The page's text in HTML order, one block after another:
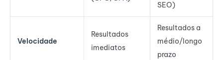
SEO)
Velocidade
Resultados
imediatos
Resultados a
médio/longo
prazo